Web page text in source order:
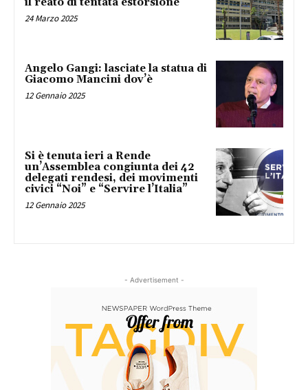
24 Marzo 2025
Angelo Gangi: lasciate la statua di
Giacomo Mancini dov’è
12 Gennaio 2025
Si è tenuta ieri a Rende
un’Assemblea congiunta dei 42
delegati rendesi, dei movimenti
civici “Noi” e “Servire l’Italia”
12 Gennaio 2025
- Advertisement -